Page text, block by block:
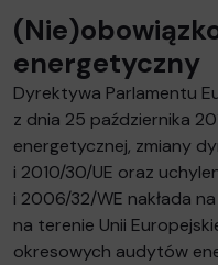
energetyczny
Dyrektywa Parlamentu
z dnia 25 października
energetycznej, zmiany
i 2010/30/UE oraz
i 2006/32/WE nakłada
na terenie Unii
okresowych audytów